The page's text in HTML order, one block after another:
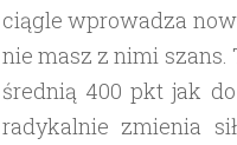
ciągle wprowadza
nie masz z nimi szans.
średnią 400 pkt jak
radykalnie zmienia